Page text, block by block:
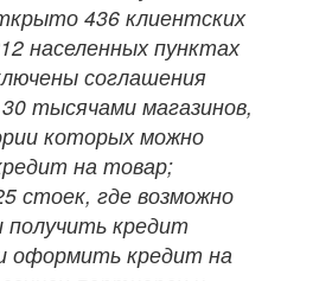
436 клиентских
населенных пунктах
соглашения
тысячами магазинов,
которых можно
на товар;
стоек, где возможно
кредит
оформить кредит на